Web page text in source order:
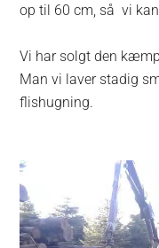
op til 60 cm, så vi
Vi har solgt den
Man vi laver stadig
flishugning.